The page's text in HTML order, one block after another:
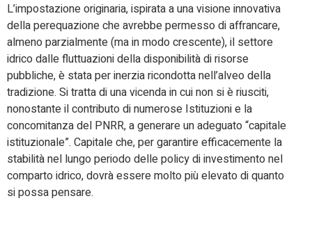
L’impostazione originaria, ispirata a una visione innovativa
della perequazione che avrebbe permesso di affrancare,
almeno parzialmente (ma in modo crescente), il settore
idrico dalle fluttuazioni della disponibilità di risorse
pubbliche, è stata per inerzia ricondotta nell’alveo della
tradizione. Si tratta di una vicenda in cui non si è riusciti,
nonostante il contributo di numerose Istituzioni e la
concomitanza del PNRR, a generare un adeguato “capitale
istituzionale”. Capitale che, per garantire efficacemente la
stabilità nel lungo periodo delle policy di investimento nel
comparto idrico, dovrà essere molto più elevato di quanto
si possa pensare.